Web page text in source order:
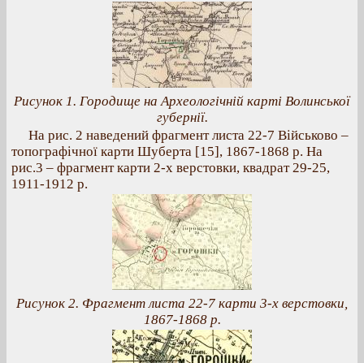
Рисунок 1. Городище на Археологічній карті Волинської
губернії.
На рис. 2 наведений фрагмент листа 22-7 Військово –
топографічної карти Шуберта [15], 1867-1868 р. На
рис.3 – фрагмент карти 2-х верстовки, квадрат 29-25,
1911-1912 р.
Рисунок 2. Фрагмент листа 22-7 карти 3-х верстовки,
1867-1868 р.